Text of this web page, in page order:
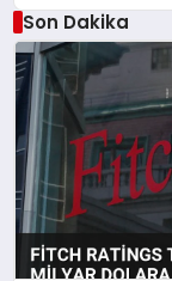
Son Dakika